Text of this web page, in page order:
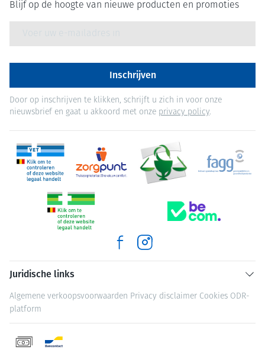
Blijf op de hoogte van nieuwe producten en promoties
Inschrijven
Door op inschrijven te klikken, schrijft u zich in voor onze
nieuwsbrief en gaat u akkoord met onze privacy policy.
Juridische links
Algemene verkoopsvoorwaarden Privacy disclaimer Cookies ODR-
platform